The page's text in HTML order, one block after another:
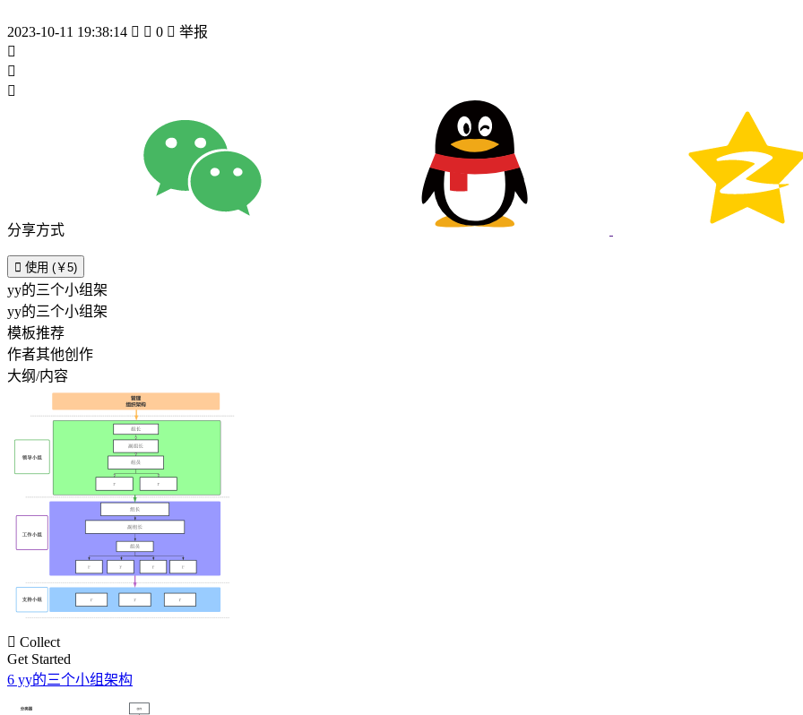
2023-10-11 19:38:14   0  举报



分享方式
 使用 (￥5)
yy的三个小组架
yy的三个小组架
模板推荐
作者其他创作
大纲/内容
 Collect
Get Started
6 yy的三个小组架构